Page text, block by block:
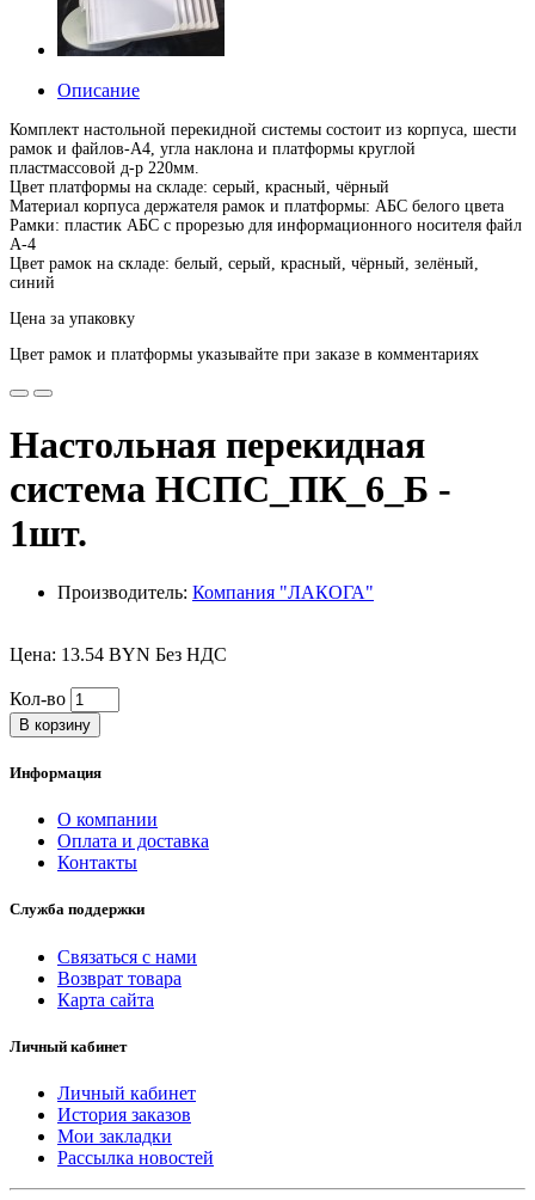
Описание
Комплект настольной перекидной системы состоит из корпуса, шести
рамок и файлов-А4, угла наклона и платформы круглой
пластмассовой д-р 220мм.
Цвет платформы на складе: серый, красный, чёрный
Материал корпуса держателя рамок и платформы: АБС белого цвета
Рамки: пластик АБС с прорезью для информационного носителя файл
А-4
Цвет рамок на складе: белый, серый, красный, чёрный, зелёный,
синий
Цена за упаковку
Цвет рамок и платформы указывайте при заказе в комментариях
Настольная перекидная
система НСПС_ПК_6_Б -
1шт.
Производитель: Компания "ЛАКОГА"
Цена: 13.54 BYN Без НДС
Кол-во
В корзину
Информация
О компании
Оплата и доставка
Контакты
Служба поддержки
Связаться с нами
Возврат товара
Карта сайта
Личный кабинет
Личный кабинет
История заказов
Мои закладки
Рассылка новостей